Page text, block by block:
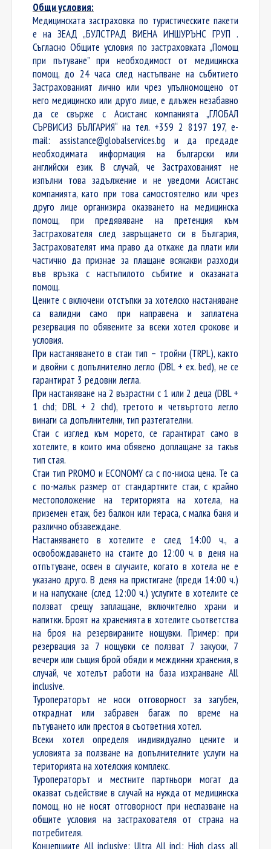
Общи условия:
Медицинската застраховка по туристическите пакети
е на ЗEАД „БУЛСТРАД ВИЕНА ИНШУРЪНС ГРУП .
Съгласно Общите условия по застраховката „Помощ
при пътуване” при необходимост от медицинска
помощ, до 24 часа след настъпване на събитието
Застрахованият лично или чрез упълномощено от
него медицинско или друго лице, е длъжен незабавно
да се свърже с Асистанс компанията „ГЛОБАЛ
СЪРВИСИЗ БЪЛГАРИЯ“ на тел. +359 2 8197 197, е-
mail: assistance@globalservices.bg и да предаде
необходимата информация на български или
английски език. В случай, че Застрахованият не
изпълни това задължение и не уведоми Асистанс
компанията, като при това самостоятелно или чрез
друго лице организира оказването на медицинска
помощ, при предявяване на претенция към
Застрахователя след завръщането си в България,
Застрахователят има право да откаже да плати или
частично да признае за плащане всякакви разходи
във връзка с настъпилото събитие и оказаната
помощ.
Цените с включени отстъпки за хотелско настаняване
са валидни само при направена и заплатена
резервация по обявените за всеки хотел срокове и
условия.
При настаняването в стаи тип – тройни (TRPL), както
и двойни с допълнително легло (DBL + ex. bed), не се
гарантират 3 редовни легла.
При настаняване на 2 възрастни с 1 или 2 деца (DBL +
1 chd; DBL + 2 chd), третото и четвъртото легло
винаги са допълнителни, тип разтегателни.
Стаи с изглед към морето, се гарантират само в
хотелите, в които има обявено доплащане за такъв
тип стая.
Стаи тип PROMO и ECONOMY са с по-ниска цена. Те са
с по-малък размер от стандартните стаи, с крайно
местоположение на територията на хотела, на
приземен етаж, без балкон или тераса, с малка баня и
различно обзавеждане.
Настаняването в хотелите е след 14:00 ч., а
освобождаването на стаите до 12:00 ч. в деня на
отпътуване, освен в случаите, когато в хотела не е
указано друго. В деня на пристигане (преди 14:00 ч.)
и на напускане (след 12:00 ч.) услугите в хотелите се
ползват срещу заплащане, включително храни и
напитки. Броят на храненията в хотелите съответства
на броя на резервираните нощувки. Пример: при
резервация за 7 нощувки се ползват 7 закуски, 7
вечери или същия брой обяди и междинни хранения, в
случай, че хотелът работи на база изхранване Аll
inclusive.
Туроператорът не носи отговорност за загубен,
откраднат или забравен багаж по време на
пътуването или престоя в съответния хотел.
Всеки хотел определя индивидуално цените и
условията за ползване на допълнителните услуги на
територията на хотелския комплекс.
Туроператорът и местните партньори могат да
оказват съдействие в случай на нужда от медицинска
помощ, но не носят отговорност при неспазване на
общите условия на застрахователя от страна на
потребителя.
Концепциите All inclusive; Ultra All incl; High class all